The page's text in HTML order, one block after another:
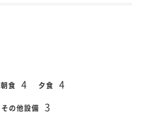
朝食 4 夕食 4
その他設備 3